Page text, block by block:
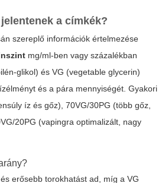
a címkék?
szereplő információk értelmezése
mg/ml-ben vagy százalékban
és VG (vegetable glycerin)
és a pára mennyiségét. Gyakori
íz és gőz), 70VG/30PG (több gőz,
20PG (vapingra optimalizált, nagy
erősebb torokhatást ad, míg a VG